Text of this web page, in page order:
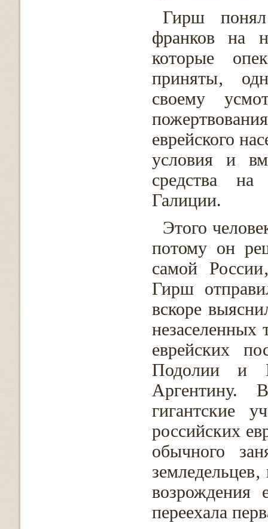
Гирш
франков на
которые
приняты‚
своему
еврейского
условия и
средства
Галиции.
Этого
потому он
самой
Гирш
вскоре
незаселенных
еврейских
Подолии и
гигантские
российских
обычного
возрождения
переехала